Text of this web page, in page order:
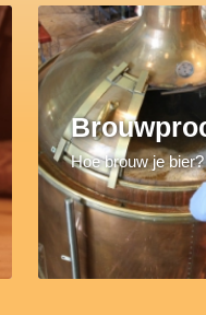
Hoe brouw je bier?